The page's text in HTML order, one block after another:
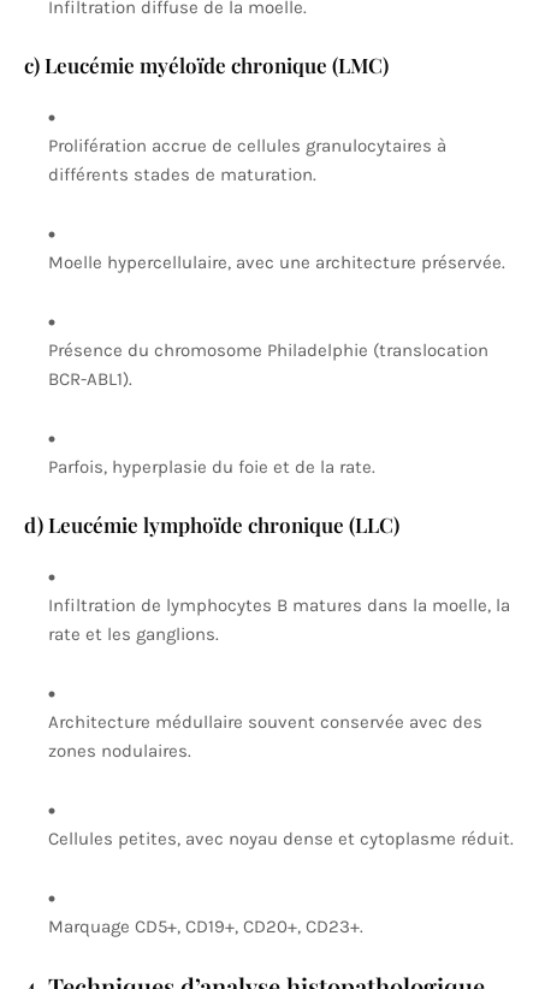
Infiltration diffuse de la moelle.
c) Leucémie myéloïde chronique (LMC)
Prolifération accrue de cellules granulocytaires à
différents stades de maturation.
Moelle hypercellulaire, avec une architecture préservée.
Présence du chromosome Philadelphie (translocation
BCR-ABL1).
Parfois, hyperplasie du foie et de la rate.
d) Leucémie lymphoïde chronique (LLC)
Infiltration de lymphocytes B matures dans la moelle, la
rate et les ganglions.
Architecture médullaire souvent conservée avec des
zones nodulaires.
Cellules petites, avec noyau dense et cytoplasme réduit.
Marquage CD5+, CD19+, CD20+, CD23+.